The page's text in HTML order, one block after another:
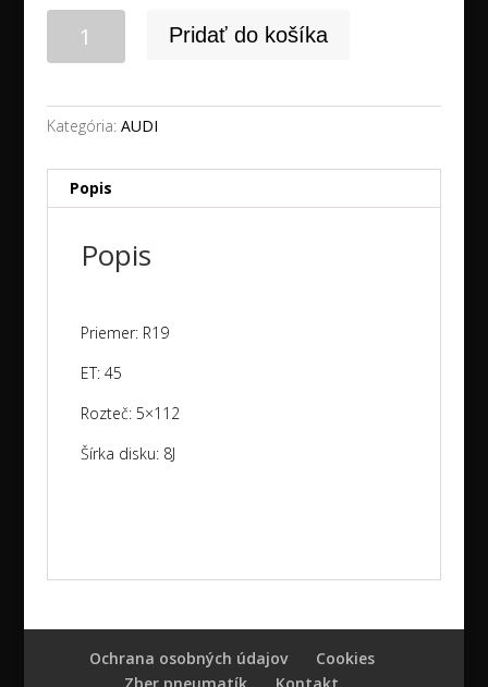
Q4
disky
NEW
Pridať do košíka
Kategória: AUDI
Popis
Popis
Priemer: R19
ET: 45
Rozteč: 5×112
Šírka disku: 8J
Ochrana osobných údajov
Cookies
Zber pneumatík
Kontakt